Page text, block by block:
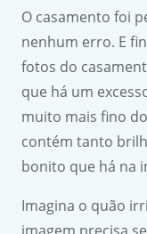
O casamento foi
nenhum erro. E
fotos do
que há um
muito mais fino
contém tanto
bonito que há na
Imagina o quão